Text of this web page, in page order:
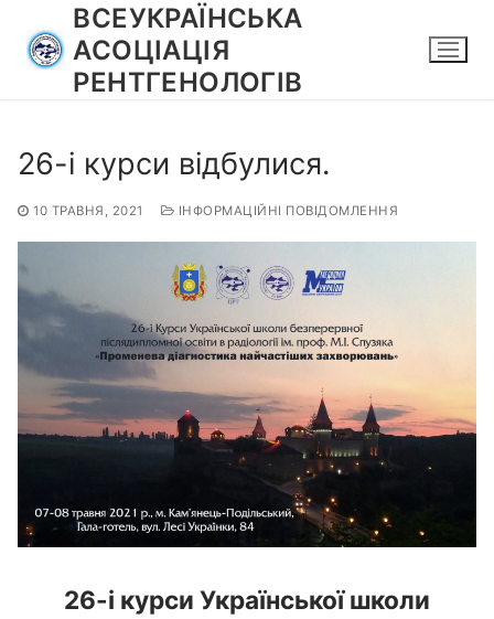
вмісту
ВСЕУКРАЇНСЬКА
АСОЦІАЦІЯ
РЕНТГЕНОЛОГІВ
26-і курси відбулися.
10 ТРАВНЯ, 2021 ІНФОРМАЦІЙНІ ПОВІДОМЛЕННЯ
26-і курси Української школи